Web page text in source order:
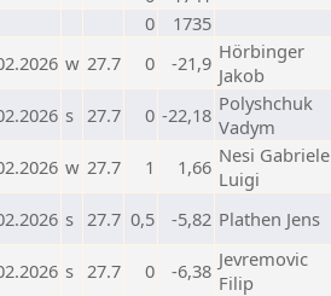
0
1735
w 27.7 0 -21,9 Hörbinger
Jakob
s 27.7 0 -22,18 Polyshchuk
Vadym
w 27.7 1 1,66 Nesi Gabriele
Luigi
s 27.7 0,5 -5,82 Plathen Jens
s 27.7 0 -6,38 Jevremovic
Filip